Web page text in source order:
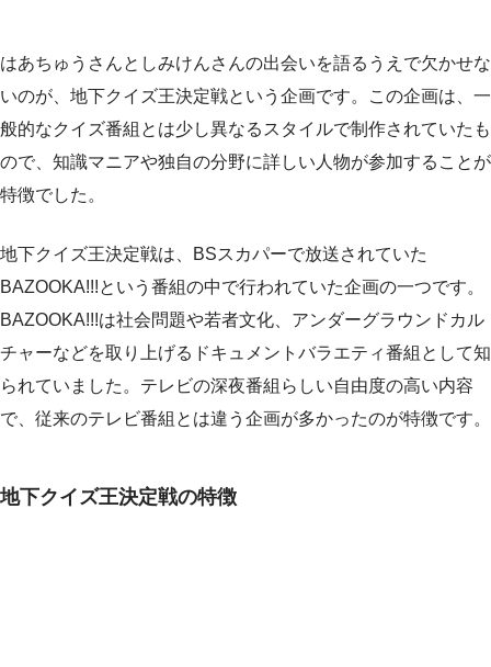
はあちゅうさんとしみけんさんの出会いを語るうえで欠かせな
いのが、地下クイズ王決定戦という企画です。この企画は、一
般的なクイズ番組とは少し異なるスタイルで制作されていたも
ので、知識マニアや独自の分野に詳しい人物が参加することが
特徴でした。
地下クイズ王決定戦は、BSスカパーで放送されていた
BAZOOKA!!!という番組の中で行われていた企画の一つです。
BAZOOKA!!!は社会問題や若者文化、アンダーグラウンドカル
チャーなどを取り上げるドキュメントバラエティ番組として知
られていました。テレビの深夜番組らしい自由度の高い内容
で、従来のテレビ番組とは違う企画が多かったのが特徴です。
地下クイズ王決定戦の特徴